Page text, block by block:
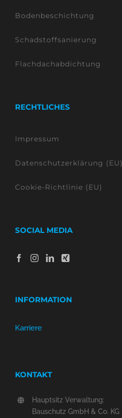
Bodenbeschichtung
Schadstoffsanierung
Flachdachabdichtung
RECHTLICHES
Impressum
Datenschutzerklärung (EU)
Cookie-Richtlinie (EU)
SOCIAL MEDIA
INFORMATION
Karriere
KONTAKT
Hauptsitz Verwaltung:
Bauschutz GmbH & Co. KG